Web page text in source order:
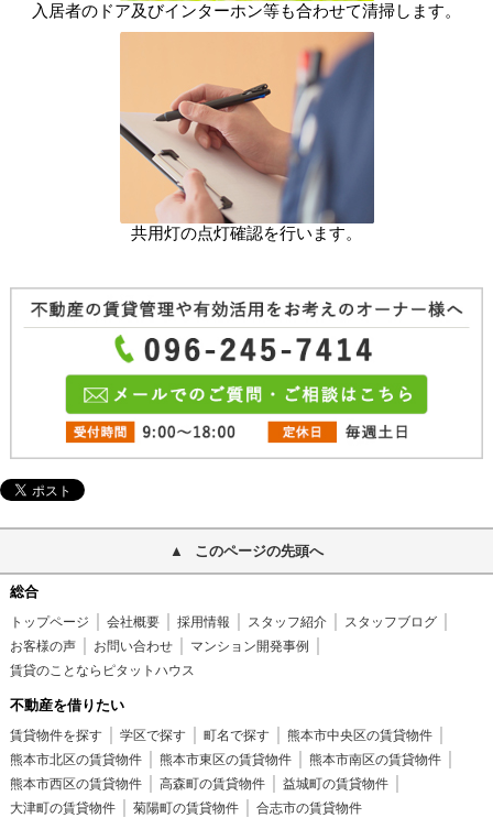
入居者のドア及びインターホン等も合わせて清掃します。
共用灯の点灯確認を行います。
このページの先頭へ
総合
トップページ 会社概要 採用情報 スタッフ紹介
スタッフブログ
お客様の声
お問い合わせ
マンション開発事例
賃貸のことならピタットハウス
不動産を借りたい
賃貸物件を探す 学区で探す 町名で探す
熊本市中央区の賃貸物件
熊本市北区の賃貸物件
熊本市東区の賃貸物件
熊本市南区の賃貸物件
熊本市西区の賃貸物件
高森町の賃貸物件
益城町の賃貸物件
大津町の賃貸物件
菊陽町の賃貸物件 合志市の賃貸物件